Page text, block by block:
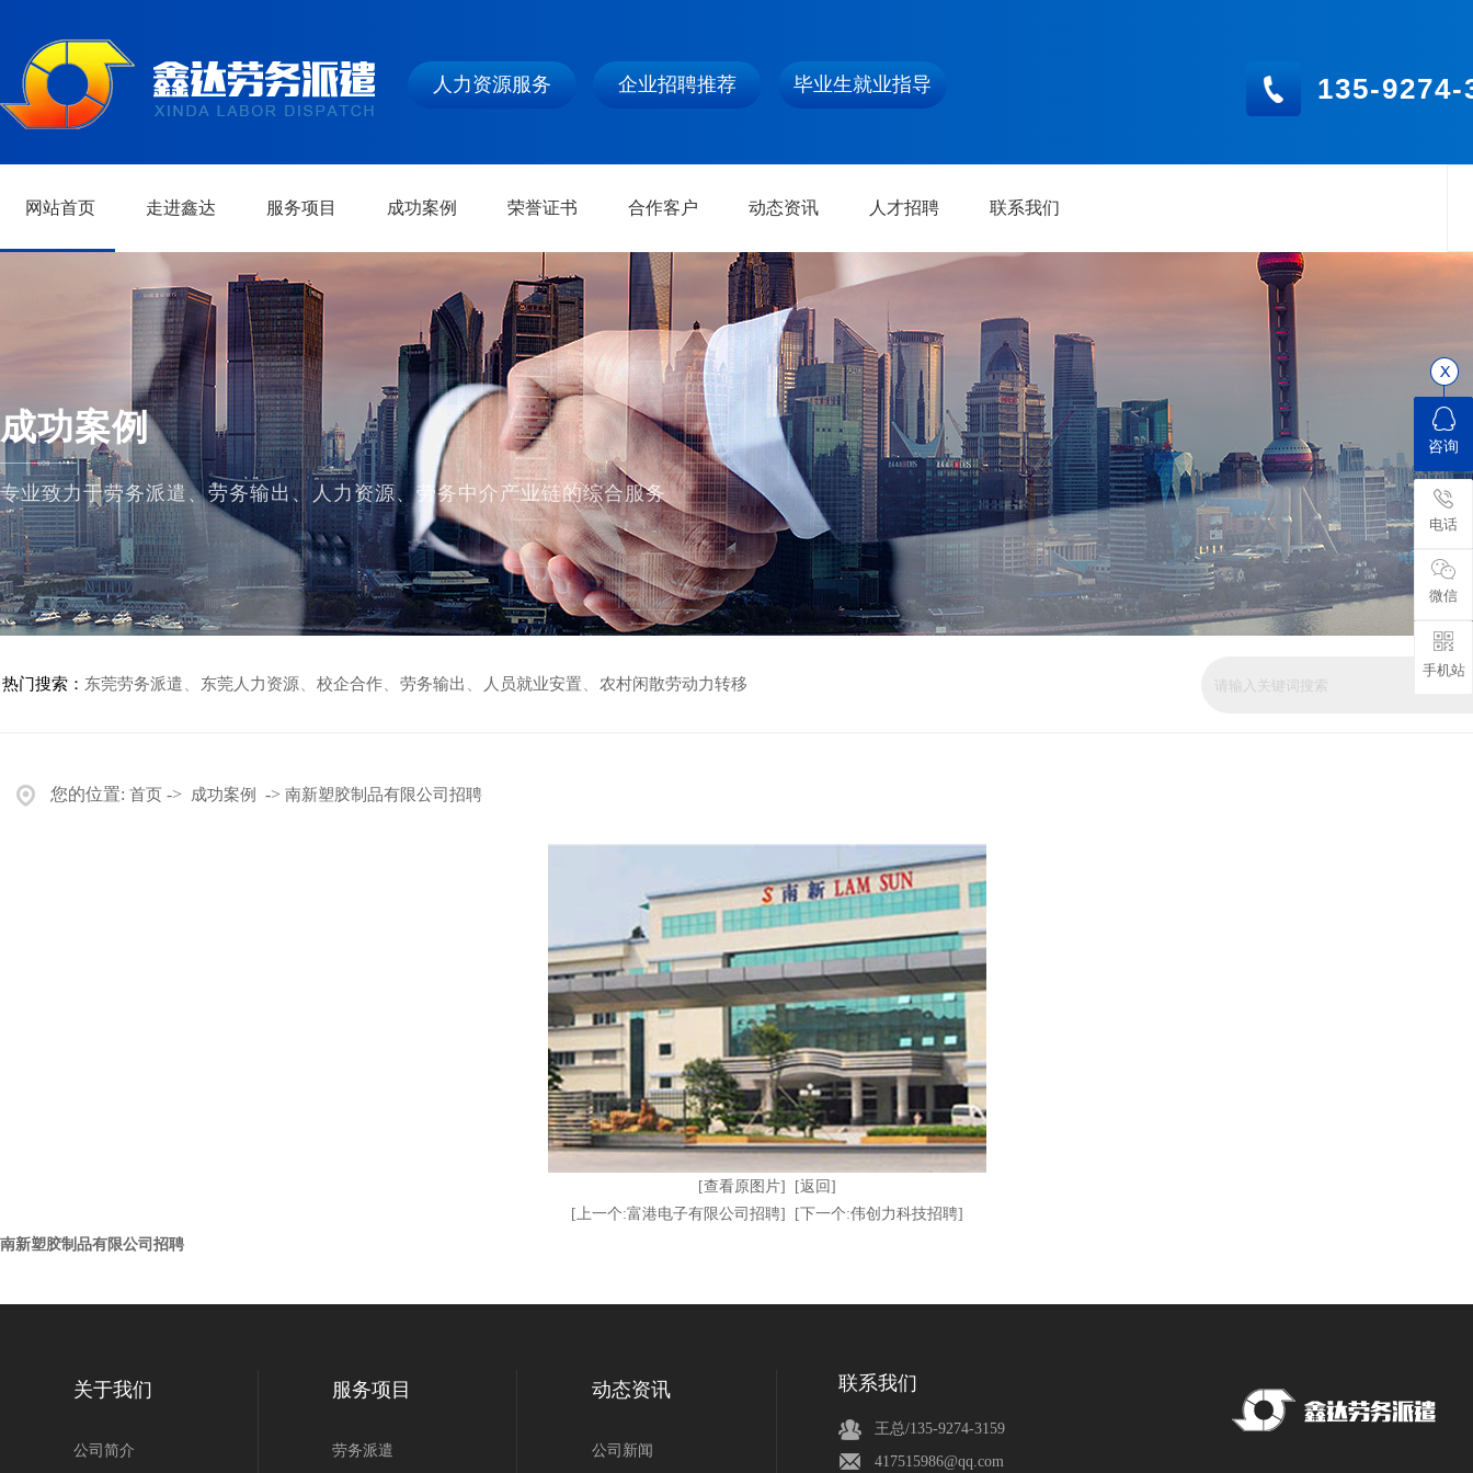
人力资源服务 企业招聘推荐 毕业生就业指导 135-9274-
网站首页 走进鑫达 服务项目 成功案例 荣誉证书 合作客户 动态资讯 人才招聘 联系我们
关
热门搜索： 东莞劳务派遣 东莞人力资源 校企合作 劳务输出 人员就业安置 农村闲散劳动力转移
成功案例
专业致力于劳务派遣、劳务输出、人力资源、劳务中介产业链的综合服务
您的位置: 首页 -> 成功案例 -> 南新塑胶制品有限公司招聘
[查看原图片]
[返回]
[上一个:富港电子有限公司招聘]
[下一个:伟创力科技招聘]
南新塑胶制品有限公司招聘
关于我们
公司简介
服务项目
劳务派遣
动态资讯
公司新闻
联系我们
王总/135-9274-3159
417515986@qq.com
咨询
电话
微信
手机站